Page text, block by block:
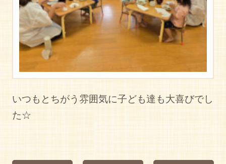
いつもとちがう雰囲気に子ども達も大喜びでし
た☆